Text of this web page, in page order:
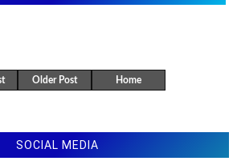
PAS ASAS KELAS 8 SMP SEMESTER
Masuk SMA SMK 2024/2025
SMP MTS Kelas 7 Semua Mapel
SMP MTS kelas 8 Semester 1 Ganjil
Older Post Home
SOCIAL MEDIA